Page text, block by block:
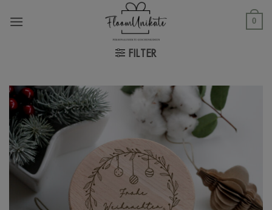
Inhalt
0
FILTER